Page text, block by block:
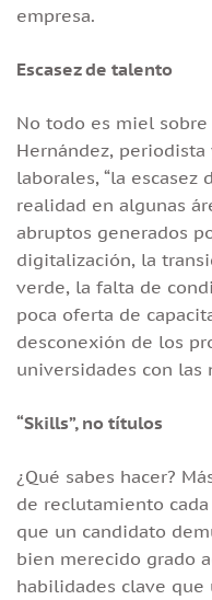
empresa.
Escasez de talento
No todo es miel sobre
Hernández,
laborales, “la escasez
realidad en algunas
abruptos generados
digitalización, la
verde, la falta de
poca oferta de
desconexión de los
universidades con las
“Skills”, no títulos
¿Qué sabes hacer?
de reclutamiento
que un candidato
bien merecido grado
habilidades clave que